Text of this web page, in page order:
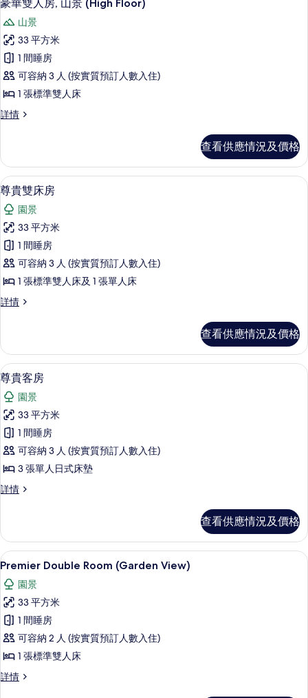
的
相
片
Room
/
High
floor)
的
相
片
Room
/
High
floor)
詳
情
入
所
有
豪
華
人
山
景
(High
Floor)
的
相
片
豪華雙人房, 山景 (High Floor)
山景
33 平方米
1 間睡房
可容納 3 人 (按實質預訂人數入住)
1 張標準雙人床
詳情
豪
房,
山
景
(High
Floor)
詳
情
查看供應情況及價格
載
入
所
有
尊
貴
床
的
相
片
高級寢具、房內夾萬、遮光窗簾/窗簾
3
尊貴雙床房
園景
33 平方米
1 間睡房
可容納 3 人 (按實質預訂人數入住)
1 張標準雙人床及 1 張單人床
詳情
尊
房
詳
情
查看供應情況及價格
載
入
所
有
尊
貴
房
相
片
高級寢具、房內夾萬、遮光窗簾/窗簾
4
尊貴客房
園景
33 平方米
1 間睡房
可容納 3 人 (按實質預訂人數入住)
3 張單人日式床墊
詳情
尊
詳
情
查看供應情況及價格
載
入
所
有
Premier
Double
Room
(Garden
高級寢具、房內夾萬、遮光窗簾/窗簾
2
Premier Double Room (Garden View)
園景
33 平方米
1 間睡房
可容納 2 人 (按實質預訂人數入住)
1 張標準雙人床
詳情
Premier